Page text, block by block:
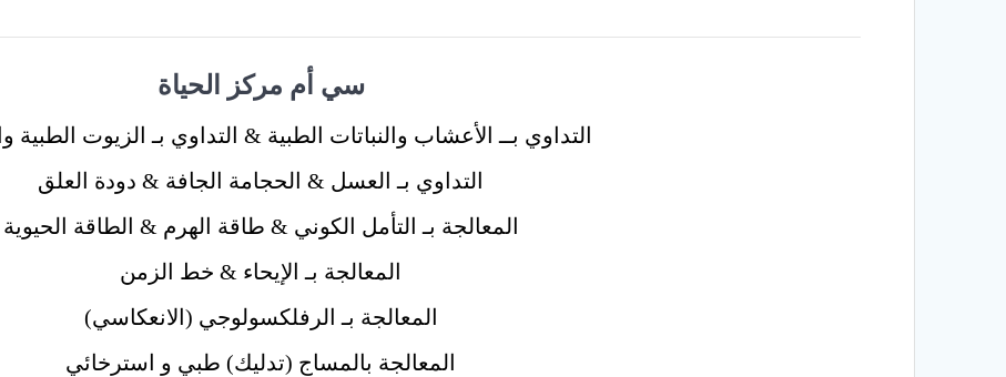
سي أم مركز الحياة
التداوي بــ الأعشاب والنباتات الطبية & التداوي بـ الزيوت الطبية
التداوي بـ العسل & الحجامة الجافة & دودة العلق
المعالجة بـ التأمل الكوني & طاقة الهرم & الطاقة الحيوية
المعالجة بـ الإيحاء & خط الزمن
المعالجة بـ الرفلكسولوجي (الانعكاسي)
المعالجة بالمساج (تدليك) طبي و استرخائي